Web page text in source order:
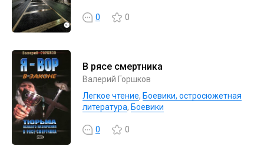
0 0
В рясе смертника
Валерий Горшков
Легкое чтение, Боевики, остросюжетная
литература, Боевики
0 0